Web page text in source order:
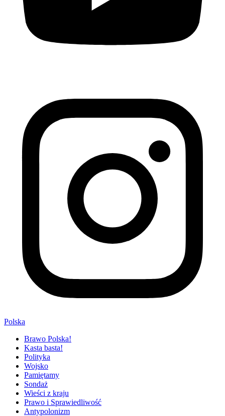
Polska
Brawo Polska!
Kasta basta!
Polityka
Wojsko
Pamiętamy
Sondaż
Wieści z kraju
Prawo i Sprawiedliwość
Antypolonizm